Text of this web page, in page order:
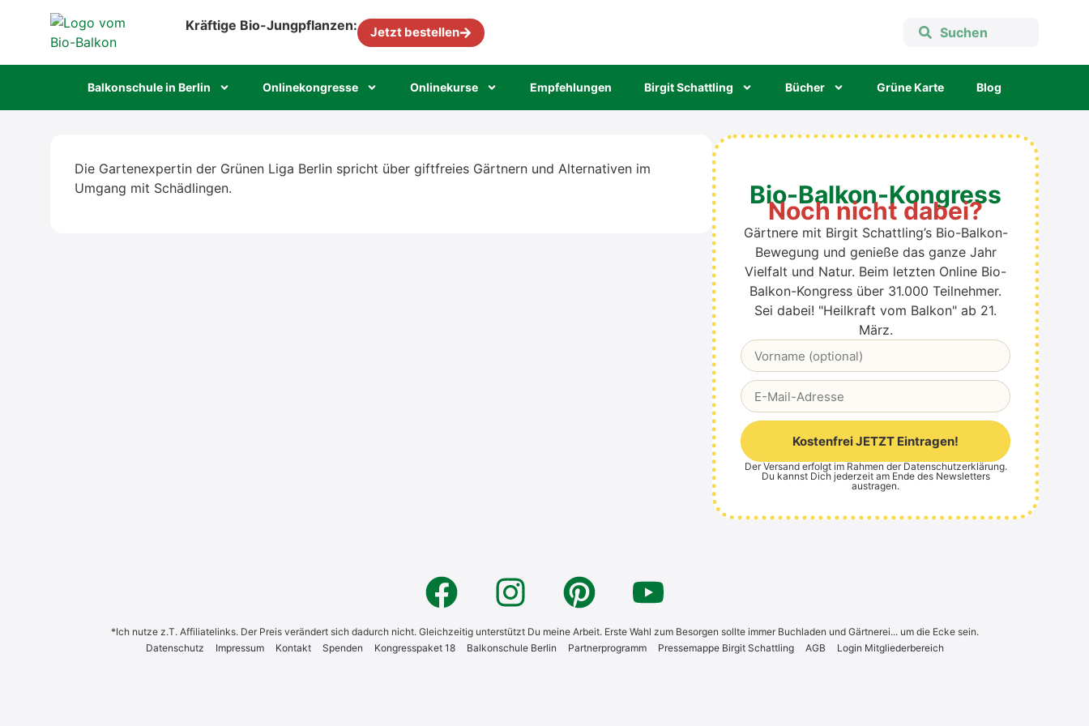
Kräftige Bio-Jungpflanzen: Jetzt bestellen
Bal­kon­schu­le in Ber­lin Online­kon­gres­se Online­kur­se Emp­feh­lun­gen Bir­git Schatt­ling Bücher Grü­ne Kar­te Blog
Die Gar­ten­ex­per­tin der Grü­nen Liga Ber­lin spricht über gift­frei­es Gärt­nern und Alter­na­ti­ven im
Umgang mit Schäd­lin­gen.
Bio-Balkon-Kongress
Noch nicht dabei?
Gärtnere mit Birgit Schattling’s Bio-Balkon-
Bewegung und genieße das ganze Jahr
Vielfalt und Natur. Beim letzten Online Bio-
Balkon-Kongress über 31.000 Teilnehmer.
Sei dabei! "Heilkraft vom Balkon" ab 21.
März.
Kostenfrei JETZT Eintragen!
Alternative:
Der Versand erfolgt im Rahmen der Datenschutzerklärung.
Du kannst Dich jederzeit am Ende des Newsletters
austragen.
*Ich nutze z.T. Affiliatelinks. Der Preis verändert sich dadurch nicht. Gleichzeitig unterstützt Du meine Arbeit. Erste Wahl zum Besorgen sollte immer Buchladen und Gärtnerei... um die Ecke sein.
Daten­schutz
Impres­sum Kon­takt Spen­den Kon­gress­pa­ket 18 Bal­kon­schu­le Ber­lin Part­ner­pro­gramm Pres­se­map­pe Bir­git Schatt­ling AGB Log­in Mit­glie­der­be­reich